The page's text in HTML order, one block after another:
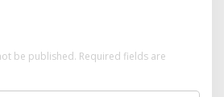
be published. Required fields are